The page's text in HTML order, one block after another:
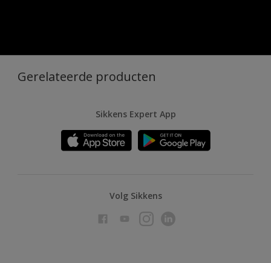
Gerelateerde producten
Sikkens Expert App
Volg Sikkens